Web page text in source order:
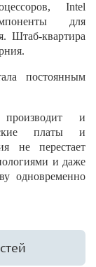
Intel
для
Штаб-квартира
постоянным
и
платы и
не перестает
и даже
одновременно